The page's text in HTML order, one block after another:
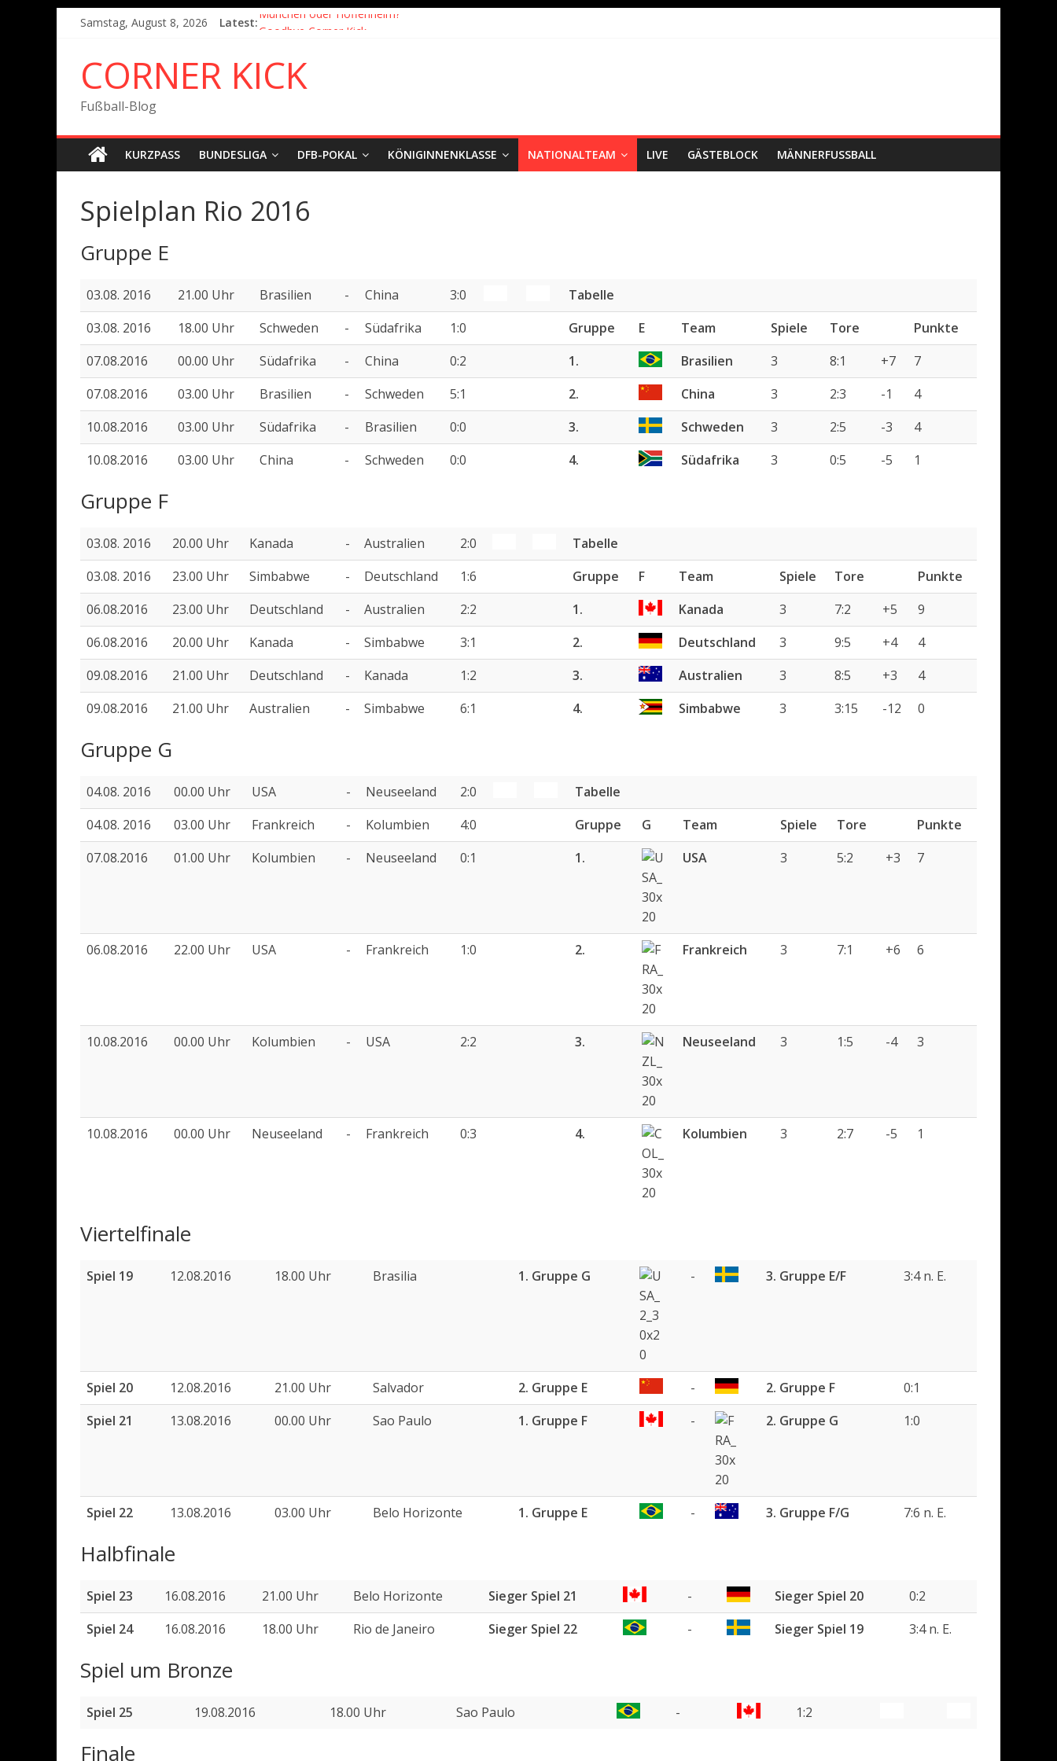
Samstag, August 8, 2026 Latest:München oder Hoffenheim?
Der Pokal geht nach Wolfsburg
München wird Vizemeister, Köln geht mit Jena in Liga zwei
CORNER KICK
Fußball-Blog
KURZPASS BUNDESLIGA DFB-POKAL KÖNIGINNENKLASSE NATIONALTEAM LIVE GÄSTEBLOCK MÄNNERFUSSBALL
Spielplan Rio 2016
Gruppe E
03.08. 2016 21.00 Uhr Brasilien - China 3:0
Tabelle
03.08. 2016
18.00 Uhr Schweden - Südafrika 1:0 Gruppe E Team Spiele Tore
Punkte
07.08.2016
00.00 Uhr Südafrika - China 0:2 1. Brasilien 3 8:1 +7
7
07.08.2016
03.00 Uhr Brasilien - Schweden 5:1 2. China 3 2:3 -1
4
10.08.2016
03.00 Uhr Südafrika - Brasilien 0:0 3. Schweden 3 2:5 -3
4
10.08.2016
03.00 Uhr China - Schweden 0:0 4. Südafrika 3 0:5 -5 1
Gruppe F
03.08. 2016 20.00 Uhr Kanada - Australien 2:0
Tabelle
03.08. 2016
23.00 Uhr Simbabwe - Deutschland 1:6 Gruppe F Team Spiele Tore
Punkte
06.08.2016
23.00 Uhr Deutschland - Australien 2:2 1. Kanada 3 7:2 +5
9
06.08.2016
20.00 Uhr Kanada - Simbabwe 3:1 2. Deutschland 3 9:5 +4
4
09.08.2016
21.00 Uhr Deutschland - Kanada 1:2 3. Australien 3 8:5 +3
4
09.08.2016
21.00 Uhr Australien - Simbabwe 6:1 4. Simbabwe 3 3:15 -12 0
Gruppe G
04.08. 2016 00.00 Uhr USA - Neuseeland 2:0
Tabelle
04.08. 2016
03.00 Uhr Frankreich - Kolumbien 4:0 Gruppe G Team Spiele Tore
Punkte
07.08.2016
01.00 Uhr Kolumbien - Neuseeland 0:1 1. USA 3 5:2 +3 7
06.08.2016 22.00 Uhr USA - Frankreich 1:0 2. Frankreich 3 7:1 +6 6
10.08.2016 00.00 Uhr Kolumbien - USA 2:2 3. Neuseeland 3 1:5 -4 3
10.08.2016 00.00 Uhr Neuseeland - Frankreich 0:3 4. Kolumbien 3 2:7 -5 1
Viertelfinale
Spiel 19 12.08.2016 18.00 Uhr Brasilia 1. Gruppe G - 3. Gruppe E/F 3:4 n. E.
Spiel 20 12.08.2016 21.00 Uhr Salvador 2. Gruppe E - 2. Gruppe F
0:1
Spiel 21
13.08.2016 00.00 Uhr Sao Paulo 1. Gruppe F - 2. Gruppe G 1:0
Spiel 22 13.08.2016 03.00 Uhr Belo Horizonte 1. Gruppe E - 3. Gruppe F/G 7:6 n. E.
Halbfinale
Spiel 23 16.08.2016 21.00 Uhr Belo Horizonte Sieger Spiel 21 - Sieger Spiel 20
0:2
Spiel 24
16.08.2016 18.00 Uhr Rio de Janeiro Sieger Spiel 22 - Sieger Spiel 19 3:4 n. E.
Spiel um Bronze
Spiel 25 19.08.2016 18.00 Uhr Sao Paulo - 1:2
Finale